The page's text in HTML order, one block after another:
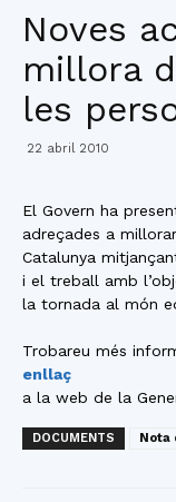
Noves
millora
les
22 abril 2010
El Govern ha
adreçades a
Catalunya
i el treball amb
la tornada al món
Trobareu més
enllaç
a la web de la
DOCUMENTS Nota